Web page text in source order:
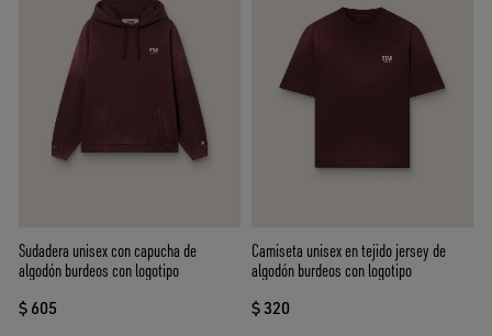
Sudadera unisex con capucha de
algodón burdeos con logotipo
$ 605
Camiseta unisex en tejido jersey de
algodón burdeos con logotipo
$ 320